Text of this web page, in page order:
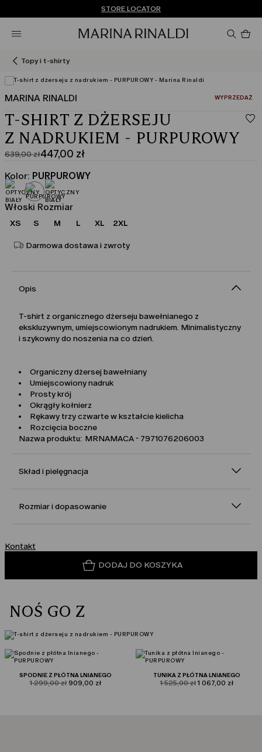
DARMOWA DOSTAWA I ZWROTY
Nie masz konta? ZAREJESTRUJ SIĘ TERAZ
STORE LOCATOR
Topy i t-shirty
MARINA RINALDI :WYPRZEDAŻ
T-SHIRT Z DŻERSEJU
Z NADRUKIEM - PURPUROWY
639,00 zł
Cena
pierwotna
639,00
zł
447,00 zł
Aktualna
cena
447,00
zł
Kolor: PURPUROWY
Włoski Rozmiar
XS S M L XL 2XL
Darmowa dostawa i zwroty
Opis
T-shirt z organicznego dżerseju bawełnianego z
ekskluzywnym, umiejscowionym nadrukiem. Minimalistyczny
i szykowny do noszenia na co dzień.
Organiczny dżersej bawełniany
Umiejscowiony nadruk
Prosty krój
Okrągły kołnierz
Rękawy trzy czwarte w kształcie kielicha
Rozcięcia boczne
Nazwa produktu: MRNAMACA - 7971076206003
Skład i pielęgnacja
Rozmiar i dopasowanie
Kontakt
DODAJ DO KOSZYKA
NOŚ GO Z
SPODNIE Z PŁÓTNA LNIANEGO
product.price.original
1 299,00 zł product.price.sale
909,00 zł
TUNIKA Z PŁÓTNA LNIANEGO
product.price.original
1 525,00 złproduct.price.sale
1 067,00 zł